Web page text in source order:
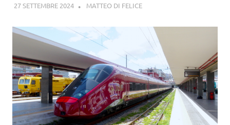
27 SETTEMBRE 2024 MATTEO DI FELICE